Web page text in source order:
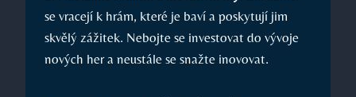
se vracejí k hrám, které je baví a poskytují jim
skvělý zážitek. Nebojte se investovat do vývoje
nových her a neustále se snažte inovovat.